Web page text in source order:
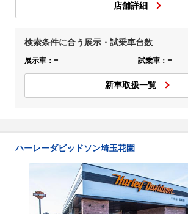
店舗詳細
検索条件に合う展示・試乗車台数
展示車： - 試乗車： -
新車取扱一覧
ハーレーダビッドソン埼玉花園